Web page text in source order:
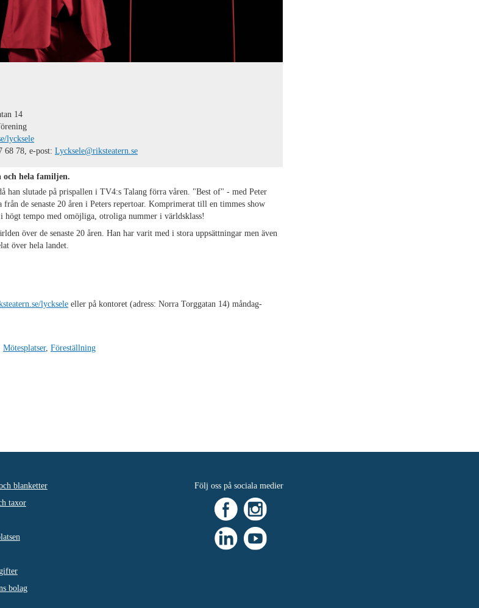
14
lycksele
68 78, e-post: Lycksele@riksteatern.se
och hela familjen.
han slutade på prispallen i TV4:s Talang förra våren. "Best of" - med Peter
från de senaste 20 åren i Peters repertoar. Komprimerat till en timmes show
tempo med omöjliga, otroliga nummer i världsklass!
över de senaste 20 åren. Han har varit med i stora uppsättningar men även
över hela landet.
lycksele eller på kontoret (adress: Norra Torggatan 14) måndag-
Mötesplatser, Föreställning
blanketter
taxor
bolag
Följ oss på sociala medier